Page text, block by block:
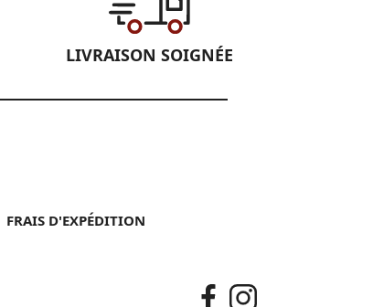
LIVRAISON SOIGNÉE
FRAIS D'EXPÉDITION